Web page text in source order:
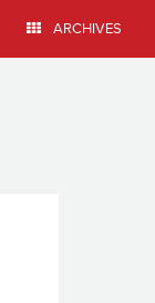
ARCHIVES